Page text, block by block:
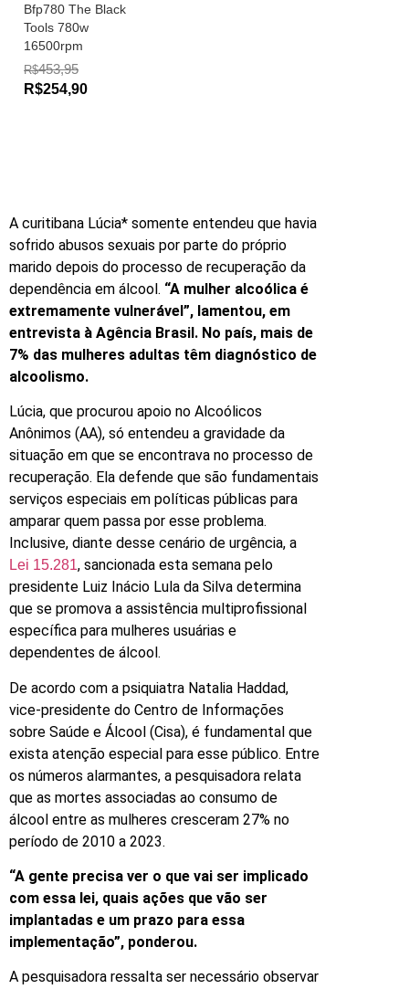
Bfp780 The Black
Tools 780w
16500rpm
R$453,95
R$254,90
A curitibana Lúcia* somente entendeu que havia
sofrido abusos sexuais por parte do próprio
marido depois do processo de recuperação da
dependência em álcool. “A mulher alcoólica é
extremamente vulnerável”, lamentou, em
entrevista à Agência Brasil. No país, mais de
7% das mulheres adultas têm diagnóstico de
alcoolismo.
Lúcia, que procurou apoio no Alcoólicos
Anônimos (AA), só entendeu a gravidade da
situação em que se encontrava no processo de
recuperação. Ela defende que são fundamentais
serviços especiais em políticas públicas para
amparar quem passa por esse problema.
Inclusive, diante desse cenário de urgência, a
Lei 15.281, sancionada esta semana pelo
presidente Luiz Inácio Lula da Silva determina
que se promova a assistência multiprofissional
específica para mulheres usuárias e
dependentes de álcool.
De acordo com a psiquiatra Natalia Haddad,
vice-presidente do Centro de Informações
sobre Saúde e Álcool (Cisa), é fundamental que
exista atenção especial para esse público. Entre
os números alarmantes, a pesquisadora relata
que as mortes associadas ao consumo de
álcool entre as mulheres cresceram 27% no
período de 2010 a 2023.
“A gente precisa ver o que vai ser implicado
com essa lei, quais ações que vão ser
implantadas e um prazo para essa
implementação”, ponderou.
A pesquisadora ressalta ser necessário observar